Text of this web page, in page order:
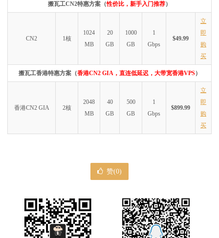
搬瓦工CN2特惠方案（性价比，新手入门推荐）
CN2 1核
1024
MB
20
GB
1000
GB
1
Gbps
$49.99
立
即
购
买
搬瓦工香港特惠方案（香港CN2 GIA，直连低延迟，大带宽香港VPS）
香港CN2 GIA 2核
2048
MB
40
GB
500
GB
1
Gbps
$899.99
立
即
购
买
赞(0)